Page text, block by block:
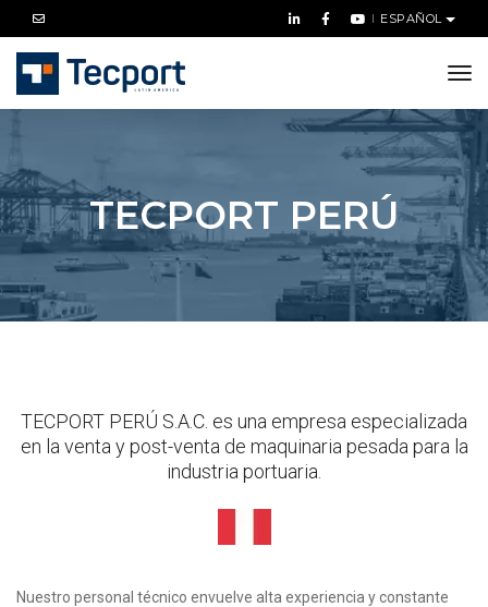
ESPAÑOL
TECPORT PERÚ
TECPORT PERÚ S.A.C. es una empresa especializada
en la venta y post-venta de maquinaria pesada para la
industria portuaria.
Nuestro personal técnico envuelve alta experiencia y constante